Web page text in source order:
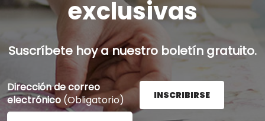
exclusivas
Suscríbete hoy a nuestro boletín gratuito.
Dirección de correo
electrónico (Obligatorio)
Ingrese su dirección de correo electrónico aquí y
INSCRIBIRSE